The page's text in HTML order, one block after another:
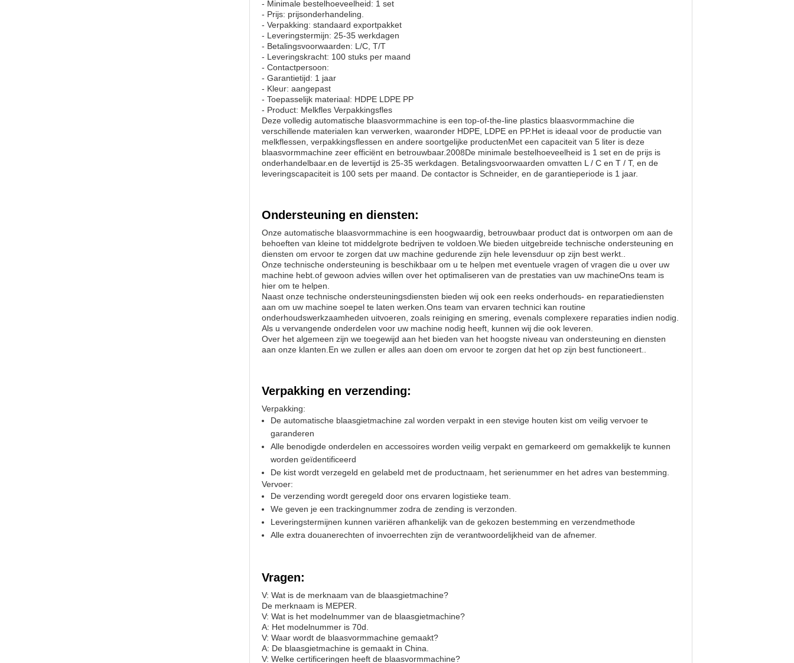
- Minimale bestelhoeveelheid: 1 set
- Prijs: prijsonderhandeling.
- Verpakking: standaard exportpakket
- Leveringstermijn: 25-35 werkdagen
- Betalingsvoorwaarden: L/C, T/T
- Leveringskracht: 100 stuks per maand
- Contactpersoon:
- Garantietijd: 1 jaar
- Kleur: aangepast
- Toepasselijk materiaal: HDPE LDPE PP
- Product: Melkfles Verpakkingsfles
Deze volledig automatische blaasvormmachine is een top-of-the-line plastics blaasvormmachine die
verschillende materialen kan verwerken, waaronder HDPE, LDPE en PP.Het is ideaal voor de productie van
melkflessen, verpakkingsflessen en andere soortgelijke productenMet een capaciteit van 5 liter is deze
blaasvormmachine zeer efficiënt en betrouwbaar.2008De minimale bestelhoeveelheid is 1 set en de prijs is
onderhandelbaar.en de levertijd is 25-35 werkdagen. Betalingsvoorwaarden omvatten L / C en T / T, en de
leveringscapaciteit is 100 sets per maand. De contactor is Schneider, en de garantieperiode is 1 jaar.
Ondersteuning en diensten:
Onze automatische blaasvormmachine is een hoogwaardig, betrouwbaar product dat is ontworpen om aan de
behoeften van kleine tot middelgrote bedrijven te voldoen.We bieden uitgebreide technische ondersteuning en
diensten om ervoor te zorgen dat uw machine gedurende zijn hele levensduur op zijn best werkt..
Onze technische ondersteuning is beschikbaar om u te helpen met eventuele vragen of vragen die u over uw
machine hebt.of gewoon advies willen over het optimaliseren van de prestaties van uw machineOns team is
hier om te helpen.
Naast onze technische ondersteuningsdiensten bieden wij ook een reeks onderhouds- en reparatiediensten
aan om uw machine soepel te laten werken.Ons team van ervaren technici kan routine
onderhoudswerkzaamheden uitvoeren, zoals reiniging en smering, evenals complexere reparaties indien nodig.
Als u vervangende onderdelen voor uw machine nodig heeft, kunnen wij die ook leveren.
Over het algemeen zijn we toegewijd aan het bieden van het hoogste niveau van ondersteuning en diensten
aan onze klanten.En we zullen er alles aan doen om ervoor te zorgen dat het op zijn best functioneert..
Verpakking en verzending:
Verpakking:
De automatische blaasgietmachine zal worden verpakt in een stevige houten kist om veilig vervoer te
garanderen
Alle benodigde onderdelen en accessoires worden veilig verpakt en gemarkeerd om gemakkelijk te kunnen
worden geïdentificeerd
De kist wordt verzegeld en gelabeld met de productnaam, het serienummer en het adres van bestemming.
Vervoer:
De verzending wordt geregeld door ons ervaren logistieke team.
We geven je een trackingnummer zodra de zending is verzonden.
Leveringstermijnen kunnen variëren afhankelijk van de gekozen bestemming en verzendmethode
Alle extra douanerechten of invoerrechten zijn de verantwoordelijkheid van de afnemer.
Vragen:
V: Wat is de merknaam van de blaasgietmachine?
De merknaam is MEPER.
V: Wat is het modelnummer van de blaasgietmachine?
A: Het modelnummer is 70d.
V: Waar wordt de blaasvormmachine gemaakt?
A: De blaasgietmachine is gemaakt in China.
V: Welke certificeringen heeft de blaasvormmachine?